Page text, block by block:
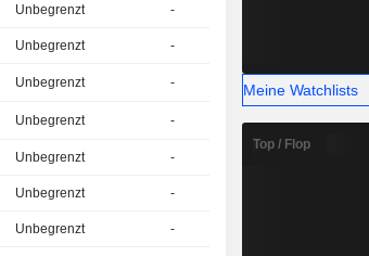
Unbegrenzt -
Unbegrenzt -
Unbegrenzt - 13.38 / 13.48
Unbegrenzt - 13.17 / 13.27
Unbegrenzt -
Unbegrenzt -
Unbegrenzt -
Meine Watchlists
Top / Flop